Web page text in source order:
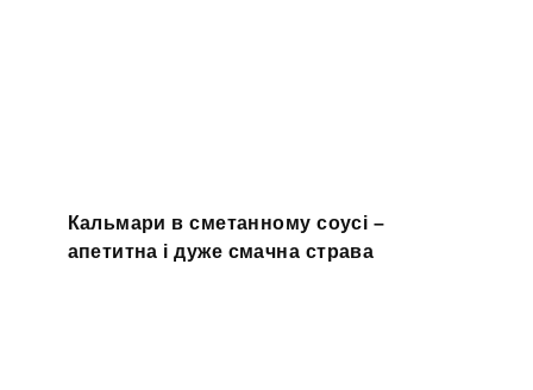
Кальмари в сметанному соусі –
апетитна і дуже смачна страва